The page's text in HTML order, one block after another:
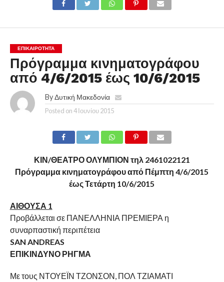
ΕΠΙΚΑΙΡΟΤΗΤΑ
Πρόγραμμα κινηματογράφου
από 4/6/2015 έως 10/6/2015
By Δυτική Μακεδονία
Posted on4 Ιουνίου 2015
ΚΙΝ/ΘΕΑΤΡΟ ΟΛΥΜΠΙΟΝ τηλ 2461022121
Πρόγραμμα κινηματογράφου από Πέμπτη 4/6/2015
έως Τετάρτη 10/6/2015
ΑΙΘΟΥΣΑ 1
Προβάλλεται σε ΠΑΝΕΛΛΗΝΙΑ ΠΡΕΜΙΕΡΑ η
συναρπαστική περιπέτεια
SAN ANDREAS
ΕΠΙΚΙΝΔΥΝΟ ΡΗΓΜΑ
Με τους ΝΤΟΥΕΪΝ ΤΖΟΝΣΟΝ, ΠΟΛ ΤΖΙΑΜΑΤΙ